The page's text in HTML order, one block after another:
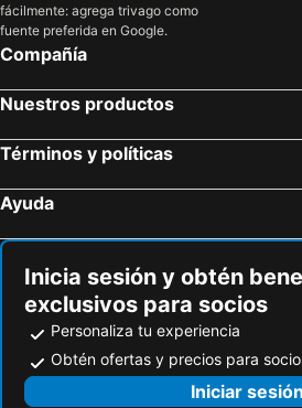
Salcay
Hotel Elom
Tambo Aymara
fácilmente: agrega trivago como
fuente preferida en Google.
Compañía
Nuestros productos
Términos y políticas
Ayuda
Inicia sesión y obtén
exclusivos para socios
Personaliza tu experiencia
Obtén ofertas y precios para
Iniciar sesión